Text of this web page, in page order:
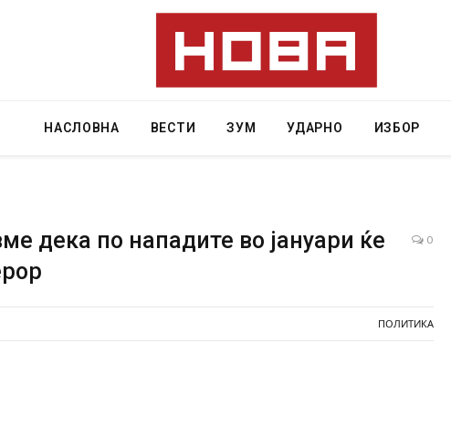
НАСЛОВНА ВЕСТИ ЗУМ УДАРНО ИЗБОР
дека по нападите во јануари ќе
0
ПОЛИТИКА
Крит, …